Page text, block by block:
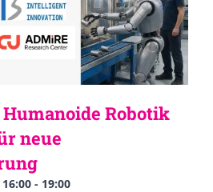
Robotik
neue
- 19:00